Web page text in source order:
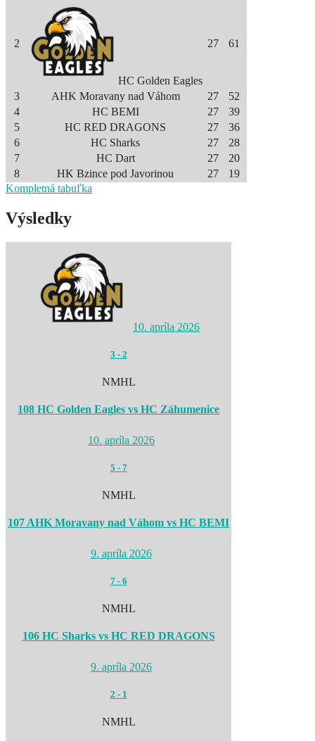
2
HC Golden Eagles
27 61
3 AHK Moravany nad Váhom 27
52
4
HC BEMI 27
39
5
HC RED DRAGONS 27
36
6
HC Sharks 27
28
7
HC Dart 27
20
8
HK Bzince pod Javorinou 27
19
Kompletná tabuľka
Výsledky
10. apríla 2026
3 - 2
NMHL
108 HC Golden Eagles vs HC Záhumenice
10. apríla 2026
5 - 7
NMHL
107 AHK Moravany nad Váhom vs HC BEMI
9. apríla 2026
7- 6
NMHL
106 HC Sharks vs HC RED DRAGONS
9. apríla 2026
2 - 1
NMHL